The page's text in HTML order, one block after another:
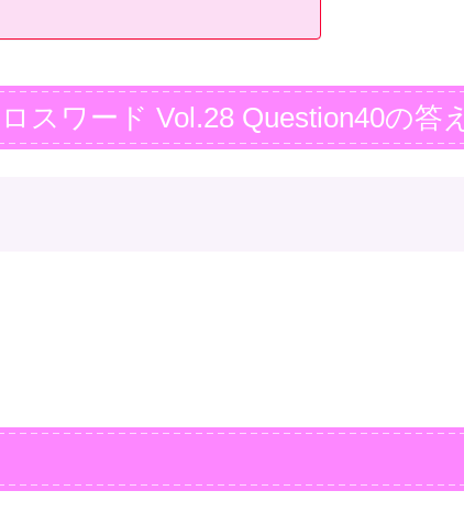
スワード Vol.28 Question40の答え